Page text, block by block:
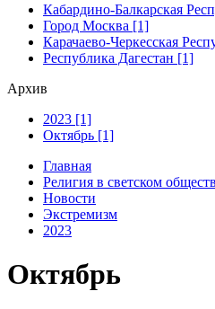
Кабардино-Балкарская
Город Москва [1]
Карачаево-Черкесская
Республика Дагестан [1]
Архив
2023 [1]
Октябрь [1]
Главная
Религия в светском
Новости
Экстремизм
2023
Октябрь